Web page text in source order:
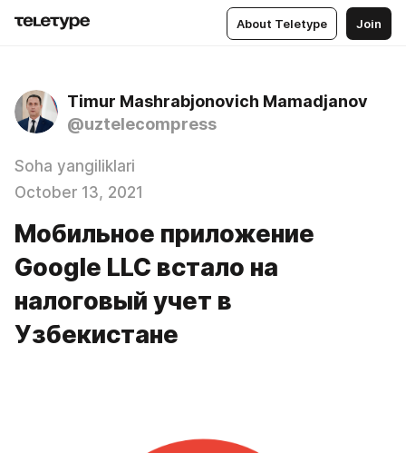
About Teletype Join
Timur Mashrabjonovich Mamadjanov
@uztelecompress
Soha yangiliklari
October 13, 2021
Мобильное приложение
Google LLC встало на
налоговый учет в
Узбекистане